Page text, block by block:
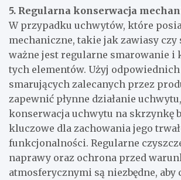
5. Regularna konserwacja
W przypadku uchwytów, które
mechaniczne, takie jak zawiasy czy
ważne jest regularne smarowanie i
tych elementów. Użyj
smarujących zalecanych przez
zapewnić płynne działanie
konserwacja uchwytu na skrzynkę
kluczowe dla zachowania jego
funkcjonalności. Regularne
naprawy oraz ochrona przed
atmosferycznymi są niezbędne, aby